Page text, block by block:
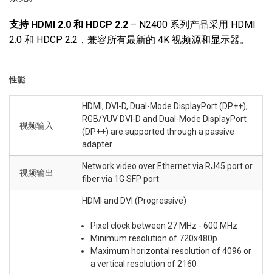
支持HDMI 2.0 和 HDCP 2.2 – N2400 系列产品采用 HDMI
2.0 和 HDCP 2.2，兼容所有最新的 4K 视频源和显示器。
性能
视频输入
HDMI, DVI-D, Dual-Mode DisplayPort (DP++),
RGB/YUV DVI-D and Dual-Mode DisplayPort
(DP++) are supported through a passive
adapter
视频输出
Network video over Ethernet via RJ45 port or
fiber via 1G SFP port
HDMI and DVI (Progressive)
Pixel clock between 27 MHz - 600 MHz
Minimum resolution of 720x480p
Maximum horizontal resolution of 4096 or
a vertical resolution of 2160